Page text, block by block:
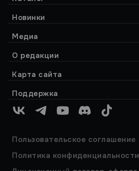
Новинки
Медиа
О редакции
Карта сайта
Поддержка
VK TelegramYouTubeDiscordTikTok
Пользовательское соглашение
Политика конфиденциальности